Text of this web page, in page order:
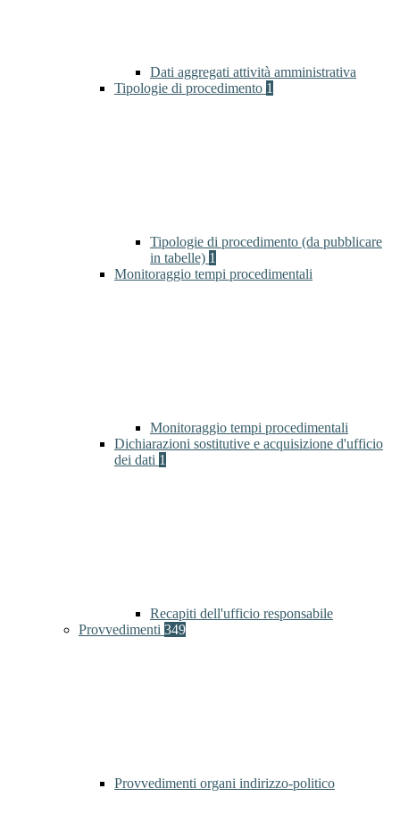
Dati aggregati attività amministrativa
Tipologie di procedimento 1
Tipologie di procedimento (da pubblicare
in tabelle) 1
Monitoraggio tempi procedimentali
Monitoraggio tempi procedimentali
Dichiarazioni sostitutive e acquisizione d'ufficio
dei dati 1
Recapiti dell'ufficio responsabile
Provvedimenti 349
Provvedimenti organi indirizzo-politico